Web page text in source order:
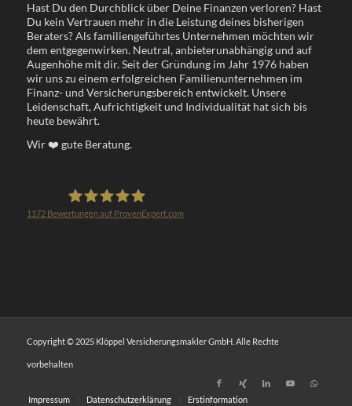
Hast Du den Durchblick über Deine Finanzen verloren? Hast
Du kein Vertrauen mehr in die Leistung deines bisherigen
Beraters? Als familiengeführtes Unternehmen möchten wir
dem entgegenwirken. Neutral, anbieterunabhängig und auf
Augenhöhe mit dir. Seit der Gründung im Jahr 1976 haben
wir uns zu einem erfolgreichen Familienunternehmen im
Finanz- und Versicherungsbereich entwickelt. Unsere
Leidenschaft, Aufrichtigkeit und Individualität hat sich bis
heute bewährt.
Wir❤️ gute Beratung.
1172Bewertungen auf ProvenExpert.com
Copyright © 2025 Klöppel Versicherungsmakler GmbH. Alle Rechte
vorbehalten
Impressum Datenschutzerklärung Erstinformation